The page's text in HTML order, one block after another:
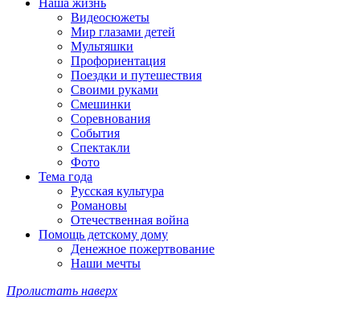
Наша жизнь
Видеосюжеты
Мир глазами детей
Мультяшки
Профориентация
Поездки и путешествия
Своими руками
Смешинки
Соревнования
События
Спектакли
Фото
Тема года
Русская культура
Романовы
Отечественная война
Помощь детскому дому
Денежное пожертвование
Наши мечты
Пролистать наверх